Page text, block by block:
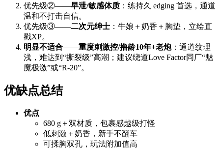
优先级②——早泄/敏感体质 ：练持久 edging 首选，通道
温和不打击自信。
优先级③——二次元绅士 ：牛娘＋奶香＋胸垫，立绘直
戳XP。
明显不适合——重度刺激控/撸龄10年+老炮：通道纹理
浅，难达到“撕裂级”高潮；建议绕道Love Factor同厂“魅
魔极激”或“R-20”。
优缺点总结
优点
680 g＋双材质，包裹感越级打怪
低刺激＋奶香，新手不翻车
可揉胸双孔，玩法附加值高